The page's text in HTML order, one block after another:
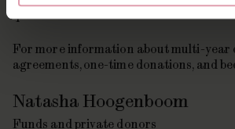
questions.
For more information about multi-year
agreements, one-time donations, and
Natasha Hoogenboom
Funds and private donors